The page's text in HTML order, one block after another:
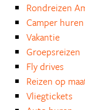
Rondreizen
Camper huren
Vakantie
Groepsreizen
Fly drives
Reizen op
Vliegtickets